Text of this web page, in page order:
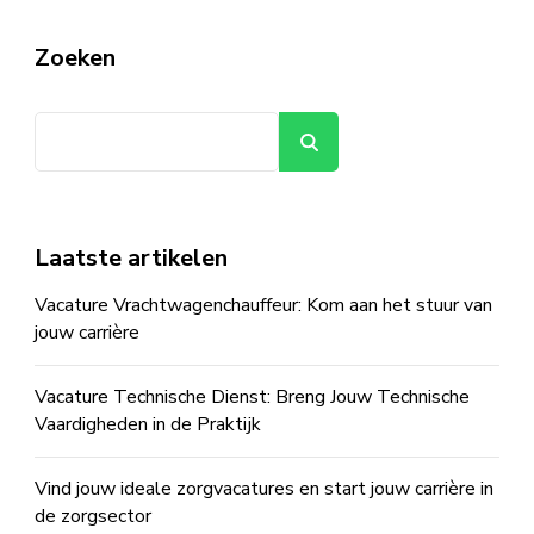
Zoeken
Laatste artikelen
Vacature Vrachtwagenchauffeur: Kom aan het stuur van
jouw carrière
Vacature Technische Dienst: Breng Jouw Technische
Vaardigheden in de Praktijk
Vind jouw ideale zorgvacatures en start jouw carrière in
de zorgsector